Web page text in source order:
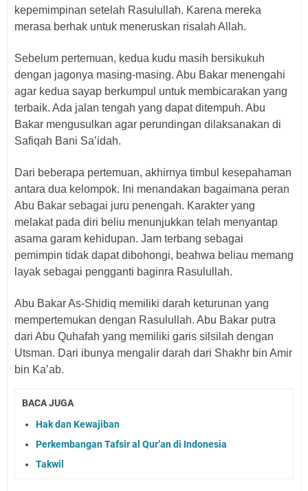
kepemimpinan setelah Rasulullah. Karena mereka
merasa berhak untuk meneruskan risalah Allah.
Sebelum pertemuan, kedua kudu masih bersikukuh
dengan jagonya masing-masing. Abu Bakar menengahi
agar kedua sayap berkumpul untuk membicarakan yang
terbaik. Ada jalan tengah yang dapat ditempuh. Abu
Bakar mengusulkan agar perundingan dilaksanakan di
Safiqah Bani Sa’idah.
Dari beberapa pertemuan, akhirnya timbul kesepahaman
antara dua kelompok. Ini menandakan bagaimana peran
Abu Bakar sebagai juru penengah. Karakter yang
melakat pada diri beliu menunjukkan telah menyantap
asama garam kehidupan. Jam terbang sebagai
pemimpin tidak dapat dibohongi, beahwa beliau memang
layak sebagai pengganti baginra Rasulullah.
Abu Bakar As-Shidiq memiliki darah keturunan yang
mempertemukan dengan Rasulullah. Abu Bakar putra
dari Abu Quhafah yang memiliki garis silsilah dengan
Utsman. Dari ibunya mengalir darah dari Shakhr bin Amir
bin Ka’ab.
BACA JUGA
Hak dan Kewajiban
Perkembangan Tafsir al Qur’an di Indonesia
Takwil